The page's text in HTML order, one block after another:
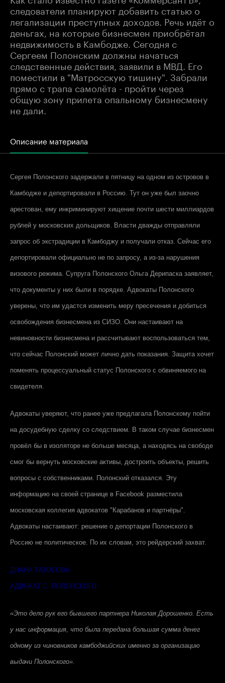
следователи планируют добавить статью о
легализации преступных доходов. Речь идёт о
деньгах, на которые бизнесмен приобрётал
недвижимость в Камбодже. Сегодня с
Сергеем Полонским должны начаться
следственные действия, заявили в МВД. Его
поместили в "Матросскую тишину". Забрали
прямо с трапа самолёта - пройти через
общую зону прилета опальному бизнесмену
не дали.
Описание материала
Сергея Полонского задержали в пятницу на одном из островов в
Камбодже и депортировали в Россию. Тут он уже был заочно
арестован, ему инкриминируют хищение почти шести миллиардов
рублей у московских дольщиков. Власти дважды отправляли
запрос об экстрадиции в Камбоджу и получали отказ. Сейчас его
депортировали официально не по запросу, а из-за нарушения
визового режима. Супруга Полонского Ольга Дерипаска заявляет,
что документы у них были в порядке. Адвокаты Полонского
уверены, что им удастся изменить меру пресечения и добиться
освобождения бизнесмена из СИЗО. Они настаивают на
невиновности бизнесмена и рассчитывают воспользоваться тем,
что сейчас Полонский может лично дать показания. Защита хочет
поменять процессуальный статус Полонского с обвиняемого на
свидетеля.
Адвокаты уверяют, что ранее уже предлагала Полонскому пойти
на досудебную сделку со следствием. В таком случае бизнесмен
провёл бы в изоляторе не больше месяца, а находясь на свободе
смог бы вернуть московские активы, достроить объекты, решить
вопросы с собственниками. Полонский отказался. Эту
информацию на своей странице в Facebook разместила
московская коллегия адвокатов "Карабанов и партнёры".
Адвокаты настаивают: решение о депортации Полонского в
Россию не политическое. По их словам, это рейдерский захват.
ДИАНА ТАТОСОВА
АДВОКАТ С. ПОЛОНСКОГО
«Это дело рук его бывшего партнера Николая Дорошенко. Есть
у нас информация, что была передана большая сумма денег
одному из чиновников камбоджийских именно за организацию
выдачи Полонского».